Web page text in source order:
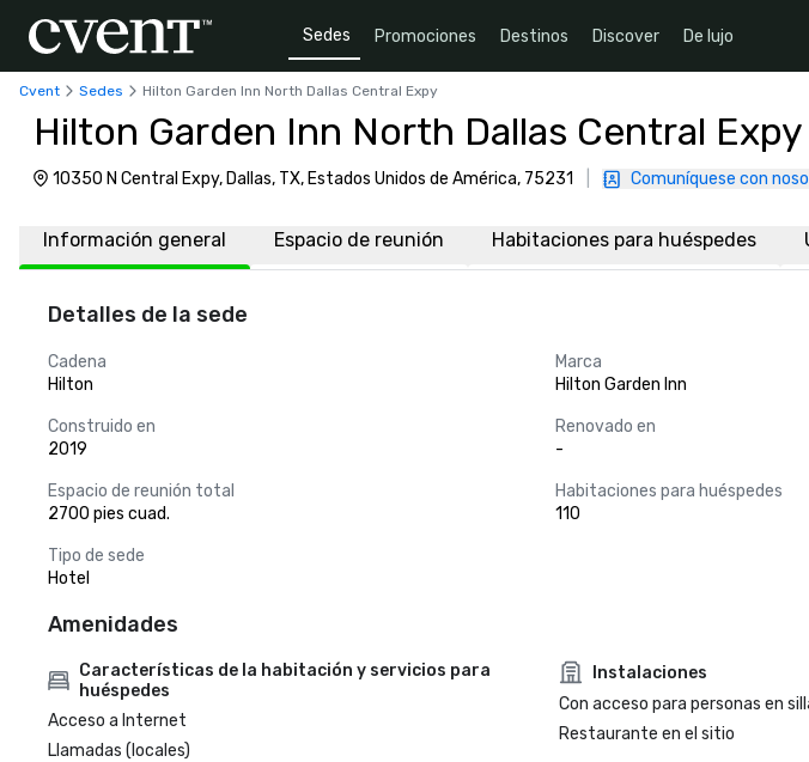
Sedes Promociones Destinos Discover De lujo
Cvent Sedes Hilton Garden Inn North Dallas Central Expy
Hilton Garden Inn North Dallas Central Expy
10350 N Central Expy, Dallas, TX, Estados Unidos de América, 75231 Comuníquese con
Información general Espacio de reunión Habitaciones para huéspedes
Detalles de la sede
Cadena
Hilton
Marca
Hilton Garden Inn
Construido en
2019
Renovado en
-
Espacio de reunión total
2700 pies cuad.
Habitaciones para huéspedes
110
Tipo de sede
Hotel
Amenidades
Características de la habitación y servicios para
huéspedes
Acceso a Internet
Llamadas (locales)
Instalaciones
Con acceso para personas en
Restaurante en el sitio